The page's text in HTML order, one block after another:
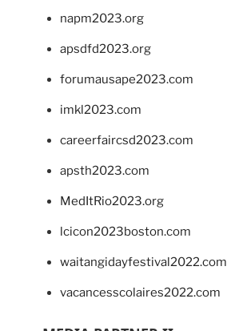
napm2023.org
apsdfd2023.org
forumausape2023.com
imkl2023.com
careerfaircsd2023.com
apsth2023.com
MedItRio2023.org
lcicon2023boston.com
waitangidayfestival2022.com
vacancesscolaires2022.com